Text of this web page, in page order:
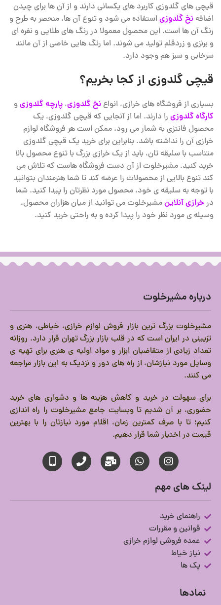
قیچی های گلدوزی کاربرد های یکسانی دارند و از آن ها برای چیدن
اضافه نخ گلدوزی استفاده می شود و تنوع آن ها، منحصر به طرح و
رنگ آن ها است. این محصول معمولا در رنگ های طلایی و نفره ای
و برنزی و زردقلم تولید می شوند. اما رنگ هایی خاصی از آن مانند
سرخابی و سبز هم وجود دارد.
قیچی گلدوزی از کجا بخریم؟
بسیاری از فروشگاه های خرازی، انواع نخ گلدوزی، پارچه گلدوزیو
کارگاه گلدوزی را دارند. اما از آنجایی که قیچی گلدوزی، یک
محصول فانتزی به شمار می رود، ممکن است هر فروشگاه لوازم
خرازی آن را نداشته باشد. بنابراین برای خرید یک قیچی گلدوزی
متناسب با سلیقه تان، باید از یک خرازی بزرگ با تنوع محصول بالا
خرید کنید. مشیرخلوت از آن دست فروشگاه هاست که تلاش می
کند تنوع بالایی از محصولات را عرضه کند تا شما هنرمندان بتوانید
با توجه به سلیقه ی خود، محصول مورد نظرتان را پیدا کنید. شما
در خرازی آنلاینمشیرخلوت می توانید از میان هزاران محصول،
وسیله ی مورد نظر خود را پیدا کرده و به راحتی خرید کنید.
درباره مشیرخلوت
مشیرخلوت بزرگ ترین بازار فروش لوازم خرازی، خیاطی، هنری و
تزیینی در ایران است که در قلب بازار بزرگ تهران قرار دارد. روزانه
تعداد زیادی از متقاضیان ابزار و مواد اولیه ی هنری برای تهیه ی
وسایل مورد نیازشان، از راه های دور و نزدیک به این بازار مراجعه
می کنند.
برای سهولت در خرید و کاهش هزینه ها و دشواری های خرید
حضوری، بر آن شدیم تا وبسایت جامع مشیرخلوت را راه اندازی
کنیم؛ تا با صرف کمترین زمان، اقلام مورد نیازتان را با بهترین
قیمت در اختیار شما قرار دهیم.
لینک های مهم
راهنمای خرید
قوانین و مقررات
عمده فروشی لوازم خرازی
نیاز خیاط
پک ها
نمادها